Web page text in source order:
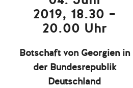
2019, 18.30 –
20.00 Uhr
Botschaft von Georgien in
der Bundesrepublik
Deutschland